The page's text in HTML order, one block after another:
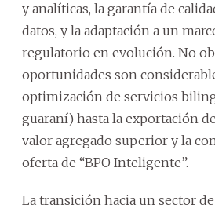
y analíticas, la garantía de
datos, y la adaptación a un
regulatorio en evolución. No
oportunidades son
optimización de servicios
guaraní) hasta la exportación
valor agregado superior y la
oferta de “BPO Inteligente”.
La transición hacia un sector